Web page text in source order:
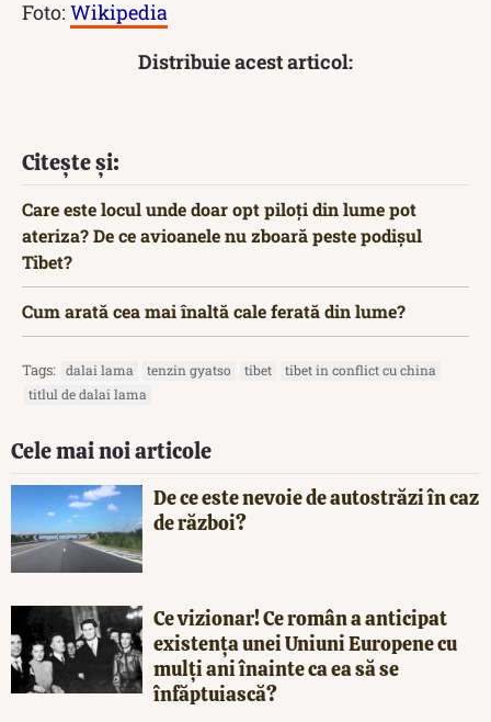
Foto: Wikipedia
Distribuie acest articol:
Citește și:
Care este locul unde doar opt piloți din lume pot
ateriza? De ce avioanele nu zboară peste podișul
Tibet?
Cum arată cea mai înaltă cale ferată din lume?
Tags: dalai lama tenzin gyatso tibet
tibet in conflict cu china
titlul de dalai lama
Cele mai noi articole
De ce este nevoie de autostrăzi în caz
de război?
Ce vizionar! Ce român a anticipat
existența unei Uniuni Europene cu
mulți ani înainte ca ea să se
înfăptuiască?